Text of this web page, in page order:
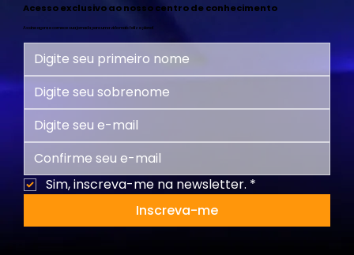
Acesso exclusivo ao nosso centro de conhecimento
Assine agora e comece sua jornada para uma vida mais feliz e plena!
Sim, inscreva-me na newsletter. *
Inscreva-me